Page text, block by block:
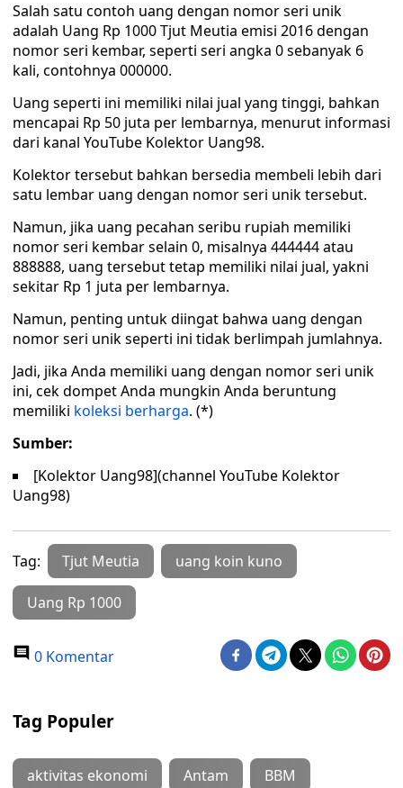
Salah satu contoh uang dengan nomor seri unik
adalah Uang Rp 1000 Tjut Meutia emisi 2016 dengan
nomor seri kembar, seperti seri angka 0 sebanyak 6
kali, contohnya 000000.
Uang seperti ini memiliki nilai jual yang tinggi, bahkan
mencapai Rp 50 juta per lembarnya, menurut informasi
dari kanal YouTube Kolektor Uang98.
Kolektor tersebut bahkan bersedia membeli lebih dari
satu lembar uang dengan nomor seri unik tersebut.
Namun, jika uang pecahan seribu rupiah memiliki
nomor seri kembar selain 0, misalnya 444444 atau
888888, uang tersebut tetap memiliki nilai jual, yakni
sekitar Rp 1 juta per lembarnya.
Namun, penting untuk diingat bahwa uang dengan
nomor seri unik seperti ini tidak berlimpah jumlahnya.
Jadi, jika Anda memiliki uang dengan nomor seri unik
ini, cek dompet Anda mungkin Anda beruntung
memiliki koleksi berharga. (*)
Sumber:
[Kolektor Uang98](channel YouTube Kolektor
Uang98)
Tag: Tjut Meutia uang koin kuno
Uang Rp 1000
0 Komentar
Tag Populer
aktivitas ekonomi Antam BBM